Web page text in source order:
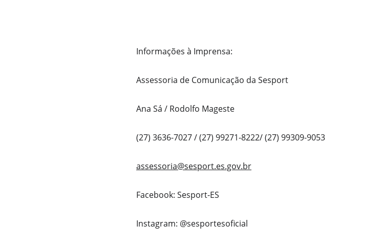
Informações à Imprensa:
Assessoria de Comunicação da Sesport
Ana Sá / Rodolfo Mageste
(27) 3636-7027 / (27) 99271-8222/ (27) 99309-9053
assessoria@sesport.es.gov.br
Facebook: Sesport-ES
Instagram: @sesportesoficial